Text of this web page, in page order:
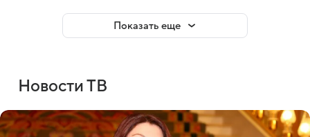
Показать еще
Новости ТВ